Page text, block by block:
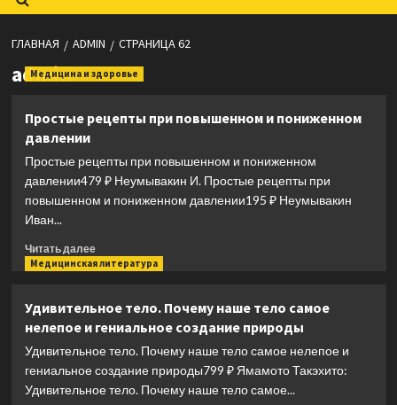
ГЛАВНАЯ ADMIN СТРАНИЦА 62
admin
Медицина и здоровье
Простые рецепты при повышенном и пониженном
давлении
Простые рецепты при повышенном и пониженном
давлении479 ₽ Неумывакин И. Простые рецепты при
повышенном и пониженном давлении195 ₽ Неумывакин
Иван...
Читать далееПрочитать
больше
рецепты
при
повышенном
пониженном
давлении
Медицинская литература
Удивительное тело. Почему наше тело самое
нелепое и гениальное создание природы
Удивительное тело. Почему наше тело самое нелепое и
гениальное создание природы799 ₽ Ямамото Такэхито:
Удивительное тело. Почему наше тело самое...